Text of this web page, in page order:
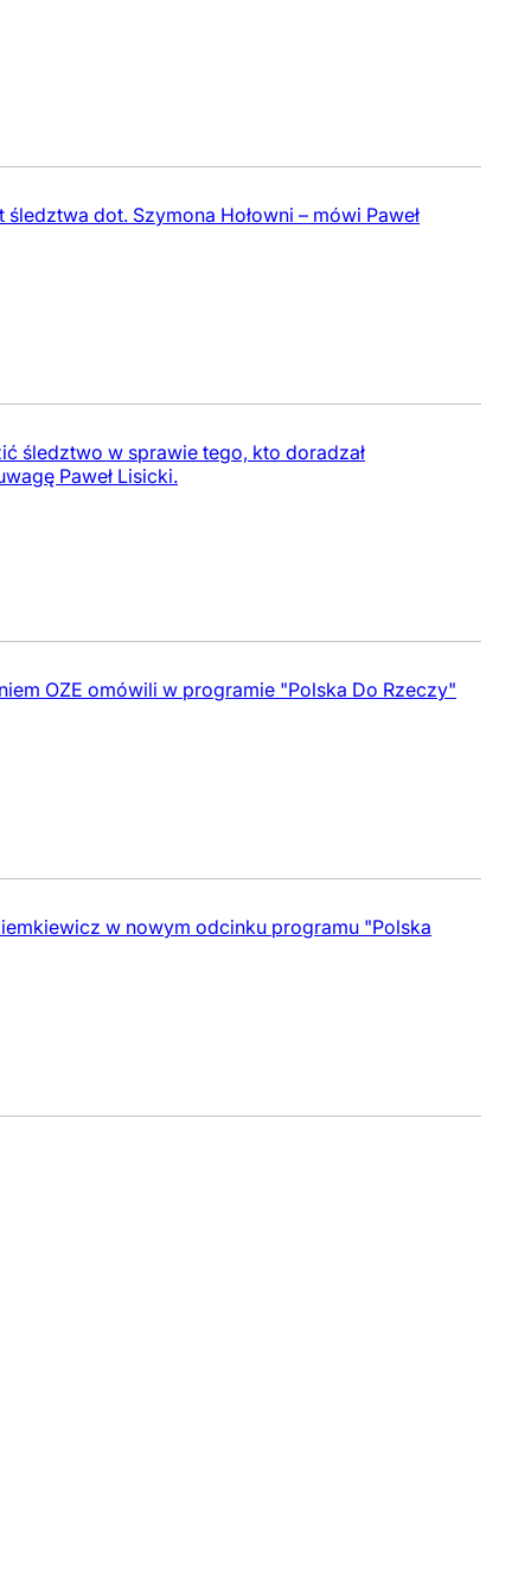
dot. Szymona Hołowni – mówi Paweł
śledztwo w sprawie tego, kto doradzał
Paweł Lisicki.
OZE omówili w programie "Polska Do Rzeczy"
w nowym odcinku programu "Polska